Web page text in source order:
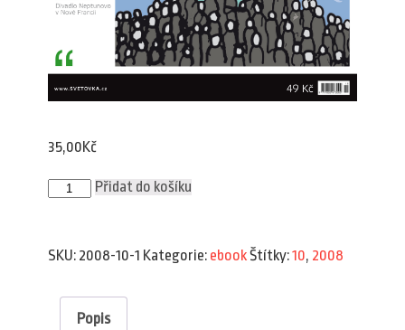
35,00Kč
Plav
10/2008
Přidat do košíku
SKU: 2008-10-1 Kategorie: ebookŠtítky:10, 2008
Popis